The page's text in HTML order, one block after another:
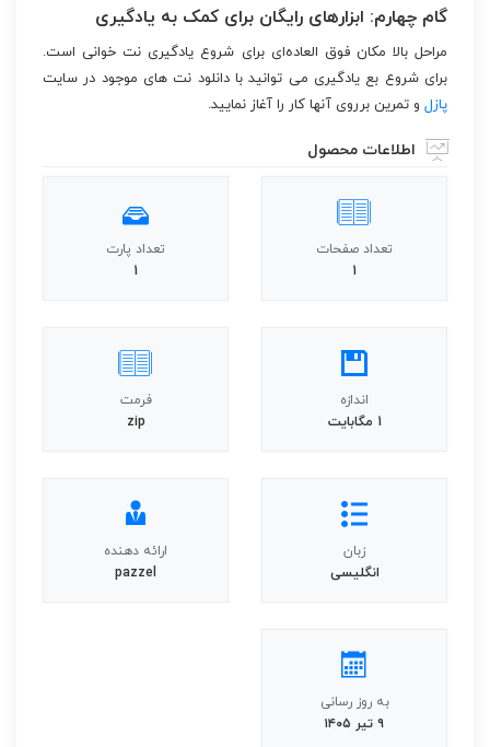
گام چهارم: ابزارهای رایگان برای کمک به یادگیری
مراحل بالا مکان فوق العاده‌ای برای شروع یادگیری نت خوانی است.
برای شروع بع یادگیری می توانید با دانلود نت های موجود در سایت
پازل و تمرین برروی آنها کار را آغاز نمایید.
اطلاعات محصول
تعداد صفحات
1
تعداد پارت
1
اندازه
1 مگابایت
فرمت
zip
زبان
انگلیسی
ارائه دهنده
pazzel
به روز رسانی
۹ تیر ۱۴۰۵